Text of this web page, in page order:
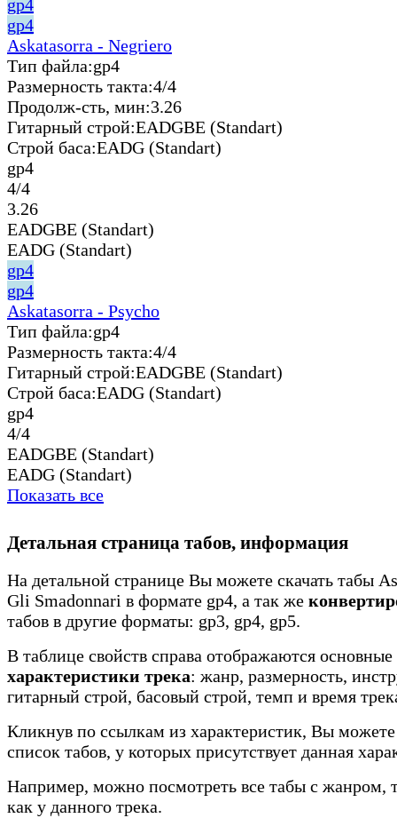
gp4
gp4
Askatasorra - Negriero
Тип файла:gp4
Размерность такта:4/4
Продолж-сть, мин:3.26
Гитарный строй:EADGBE (Standart)
Строй баса:EADG (Standart)
gp4
4/4
3.26
EADGBE (Standart)
EADG (Standart)
gp4
gp4
Askatasorra - Psycho
Тип файла:gp4
Размерность такта:4/4
Гитарный строй:EADGBE (Standart)
Строй баса:EADG (Standart)
gp4
4/4
EADGBE (Standart)
EADG (Standart)
Показать все
Детальная страница табов, информация
На детальной странице Вы можете скачать табы
Gli Smadonnari в формате gp4, а так же
табов в другие форматы: gp3, gp4, gp5.
В таблице свойств справа отображаются основные
характеристики трека: жанр, размерность,
гитарный строй, басовый строй, темп и время
Кликнув по ссылкам из характеристик, Вы
список табов, у которых присутствует данная
Например, можно посмотреть все табы с жанром,
как у данного трека.